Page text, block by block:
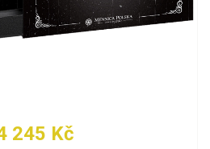
245 Kč